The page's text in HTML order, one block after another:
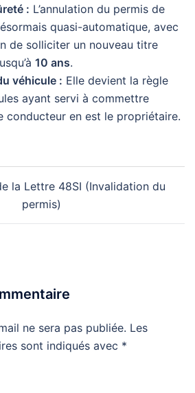
: L’annulation du permis de
quasi-automatique, avec
de solliciter un nouveau titre
10 ans.
véhicule : Elle devient la règle
ayant servi à commettre
conducteur en est le propriétaire.
la Lettre 48SI (Invalidation du
permis)
ne sera pas publiée. Les
sont indiqués avec *